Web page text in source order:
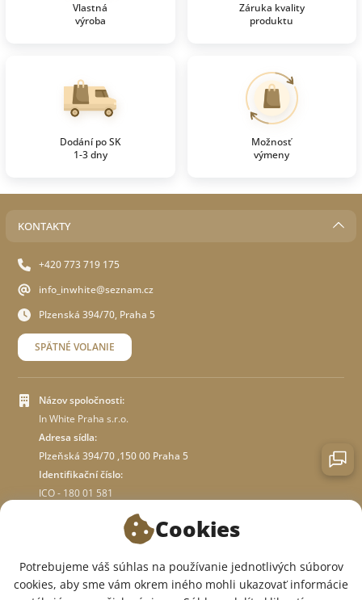
Vlastná
výroba
Záruka kvality
produktu
Dodání po SK
1-3 dny
Možnosť
výmeny
KONTAKTY
+420 773 719 175
info_inwhite@seznam.cz
Plzenská 394/70, Praha 5
SPÄTNÉ VOLANIE
Názov spoločnosti:
In White Praha s.r.o.
Adresa sídla:
Plzeňská 394/70 ,150 00 Praha 5
Identifikační číslo:
ICO - 180 01 581
O OBCHODE
Cookies
Potrebujeme váš súhlas na používanie jednotlivých súborov
cookies, aby sme vám okrem iného mohli ukazovať informácie